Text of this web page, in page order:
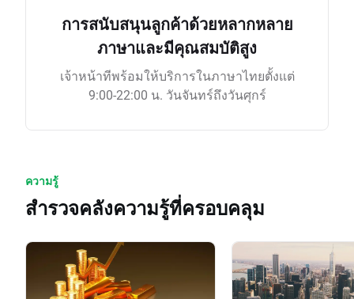
การสนับสนุนลูกค้าด้วยหลากหลาย
ภาษาและมีคุณสมบัติสูง
เจ้าหน้าทีพร้อมให้บริการในภาษาไทยตั้งแต่
9:00-22:00 น. วันจันทร์ถึงวันศุกร์
ความรู้
สำรวจคลังความรู้ที่ครอบคลุม